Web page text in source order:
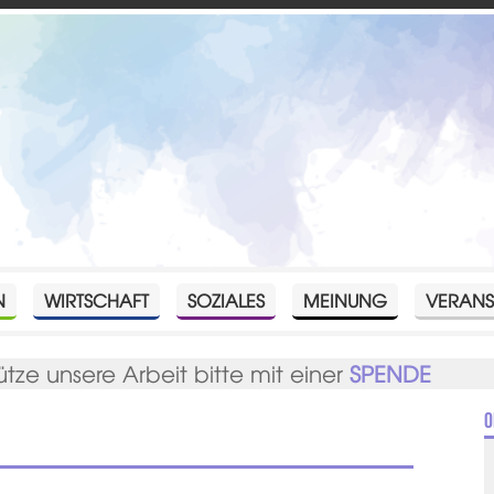
WIRTSCHAFT SOZIALES MEINUNG
unsere Arbeit bitte mit einerSPENDE